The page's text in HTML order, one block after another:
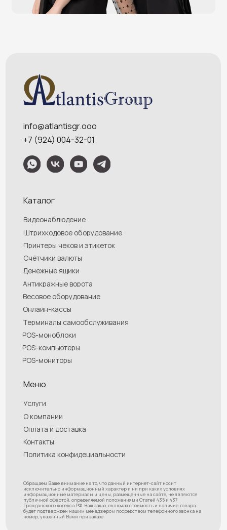
Услуги
Обращаем Ваше внимание на то, что данный интернет-сайт носит
исключительно информационный характер и ни при каких условиях
информационные материалы и цены, размещенные на сайте, не являются
публичной офертой, определяемой положениями Статей 435 и 437
Гражданского кодекса РФ. Ваш заказ, включая стоимость и наличие товара,
будет подтвержден нашим менеджером посредством телефонного звонка на
номер, указанный Вами при заказе.